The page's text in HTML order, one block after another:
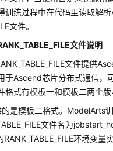
训练过程中在代码里读取解
文件。
文件说明
文件提供
于Ascend芯片分布式通信，
格式有模板一和模板二两个版
是模板二格式。ModelArts
文件名为
环境变量实